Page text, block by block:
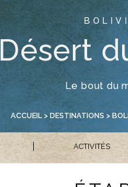
Désert
Le bout du
ACCUEIL > DESTINATIONS >
ACTIVITÉS